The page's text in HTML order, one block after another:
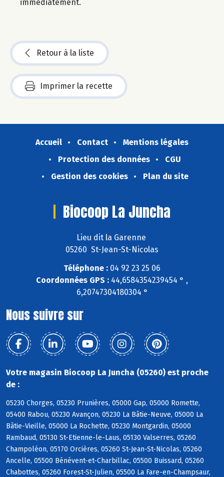
immédiatement.
Retour à la liste
Imprimer la recette
Accueil Contact
Mentions légales
Protection des données
CGU
Gestion des cookies
Plan du site
Biocoop La Juncha
Lieu dit la Garenne
05260 St-Jean-St-Nicolas
Téléphone : 04 92 23 25 06
Coordonnées GPS : 44,6584354239454 ° ,
6,20747304180304 °
Nous suivre sur
Votre magasin Biocoop La Juncha (05260) est proche
de :
05230 Chorges, 05230 Prunières, 05000 Gap, 05000 Romette,
05400 Rabou, 05230 Avançon, 05230 La Bâtie-Neuve, 05000 La
Bâtie-Vieille, 05000 La Rochette, 05230 Montgardin, 05000
Rambaud, 05130 St-Etienne-le-Laus, 05130 Valserres, 05260
Champoléon, 05170 Orcières, 05260 St-Jean-St-Nicolas, 05260
Ancelle, 05500 Bénévent-et-Charbillac, 05500 Buissard, 05260
Chabottes, 05260 Forest-St-Julien, 05500 La Fare-en-Champsaur,